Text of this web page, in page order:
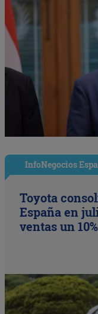
InfoNegocios
Toyota
España en
ventas un